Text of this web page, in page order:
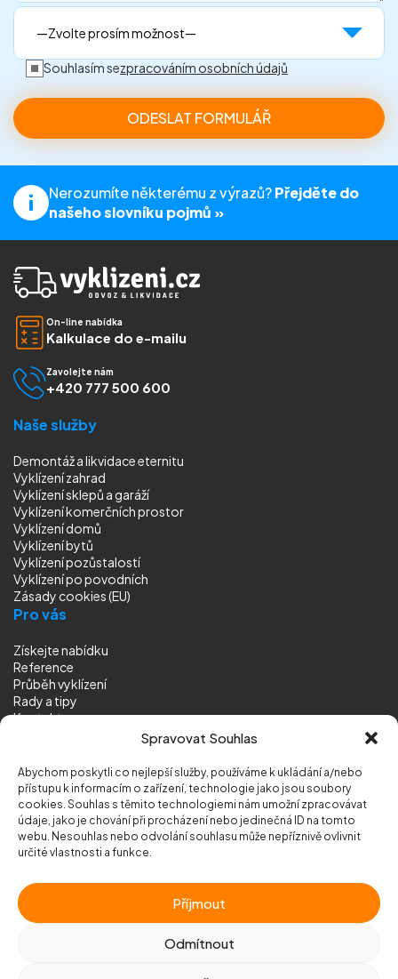
Spravovat Souhlas
Abychom poskytli co nejlepší služby, používáme k ukládání a/nebo
přístupu k informacím o zařízení, technologie jako jsou soubory
cookies. Souhlas s těmito technologiemi nám umožní zpracovávat
údaje, jako je chování při procházení nebo jedinečná ID na tomto
webu. Nesouhlas nebo odvolání souhlasu může nepříznivě ovlivnit
určité vlastnosti a funkce.
Příjmout
Odmítnout
Souhlasím sezpracováním osobních údajů
Nerozumíte některému z výrazů?Přejděte do
našeho slovníku pojmů »
On-line nabídka
Kalkulace do e-mailu
Zavolejte nám
+420 777 500 600
Naše služby
Demontáž a likvidace eternitu
Vyklízení zahrad
Vyklízení sklepů a garáží
Vyklízení komerčních prostor
Vyklízení domů
Vyklízení bytů
Vyklízení pozůstalostí
Vyklízenípo povodních
Zásady cookies (EU)
Pro vás
Získejte nabídku
Reference
Průběh vyklízení
Rady a tipy
Kontakt
© 2026 Vyklizeni.cz (mapa stránek)
Chráněno služboureCAPTCHA